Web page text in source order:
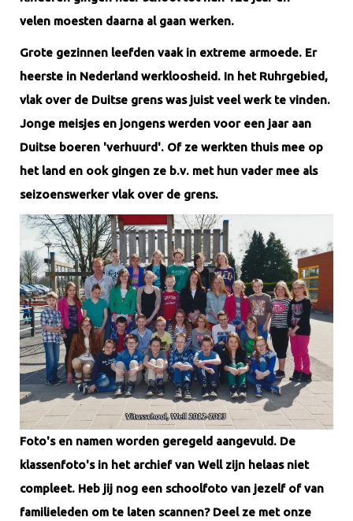
velen moesten daarna al gaan werken.
Grote gezinnen leefden vaak in extreme armoede. Er
heerste in Nederland werkloosheid. In het Ruhrgebied,
vlak over de Duitse grens was juist veel werk te vinden.
Jonge meisjes en jongens werden voor een jaar aan
Duitse boeren 'verhuurd'. Of ze werkten thuis mee op
het land en ook gingen ze b.v. met hun vader mee als
seizoenswerker vlak over de grens.
Foto's en namen worden geregeld aangevuld. De
klassenfoto's in het archief van Well zijn helaas niet
compleet. Heb jij nog een schoolfoto van jezelf of van
familieleden om te laten scannen? Deel ze met onze